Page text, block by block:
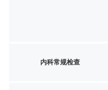
内科常规检查